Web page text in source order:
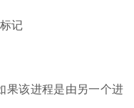
记
该进程是由另一个进